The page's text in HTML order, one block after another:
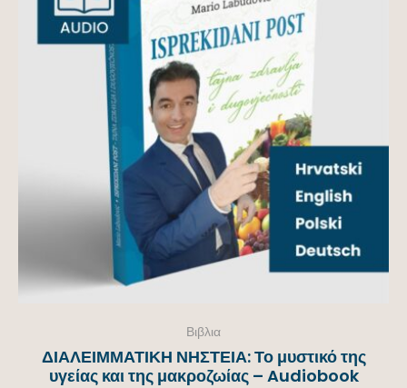
Βιβλια
ΔΙΑΛΕΙΜΜΑΤΙΚΗ ΝΗΣΤΕΙΑ: Το μυστικό της
υγείας και της μακροζωίας – Audiobook